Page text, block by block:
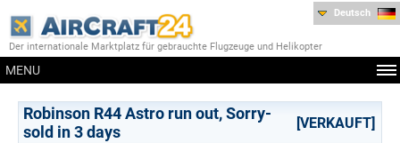
Der internationale Marktplatz für gebrauchte Flugzeuge und Helikopter
MENU
Deutsch
Robinson R44 Astro run out, Sorry-
sold in 3 days
[VERKAUFT]